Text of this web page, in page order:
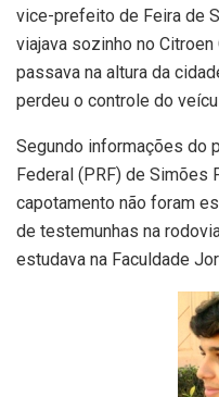
vice-prefeito de Feira de
viajava sozinho no Citroen
passava na altura da
perdeu o controle do
Segundo informações do
Federal (PRF) de Simões
capotamento não foram
de testemunhas na
estudava na Faculdade